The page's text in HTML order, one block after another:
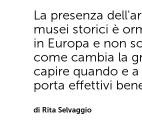
La presenza
musei storici è
in Europa e non
come cambia la
capire quando e
porta effettivi
di Rita Selvaggio